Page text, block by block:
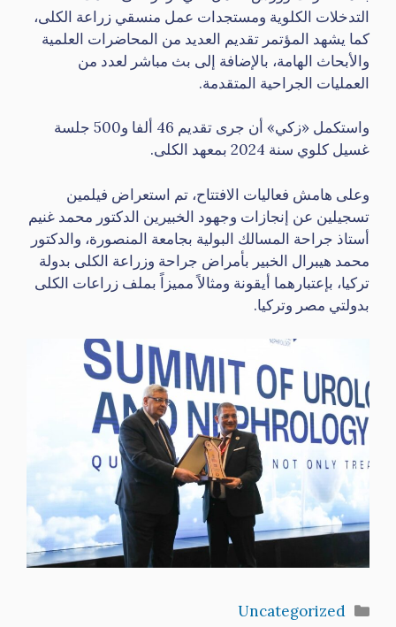
التدخلات الكلوية ومستجدات عمل منسقي زراعة الكلى،
كما يشهد المؤتمر تقديم العديد من المحاضرات العلمية
والأبحاث الهامة، بالإضافة إلى بث مباشر لعدد من
العمليات الجراحية المتقدمة.
واستكمل «زكي» أن جرى تقديم 46 ألفا و500 جلسة
غسيل كلوي سنة 2024 بمعهد الكلى.
وعلى هامش فعاليات الافتتاح، تم استعراض فيلمين
تسجيلين عن إنجازات وجهود الخبيرين الدكتور محمد غنيم
أستاذ جراحة المسالك البولية بجامعة المنصورة، والدكتور
محمد هيبرال الخبير بأمراض جراحة وزراعة الكلى بدولة
تركيا، بإعتبارهما أيقونة ومثالاً مميزاً بملف زراعات الكلى
بدولتي مصر وتركيا.
التصنيفات
Uncategorized